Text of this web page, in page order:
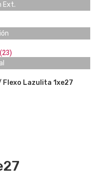
Ext.
Flexo Lazulita 1xe27